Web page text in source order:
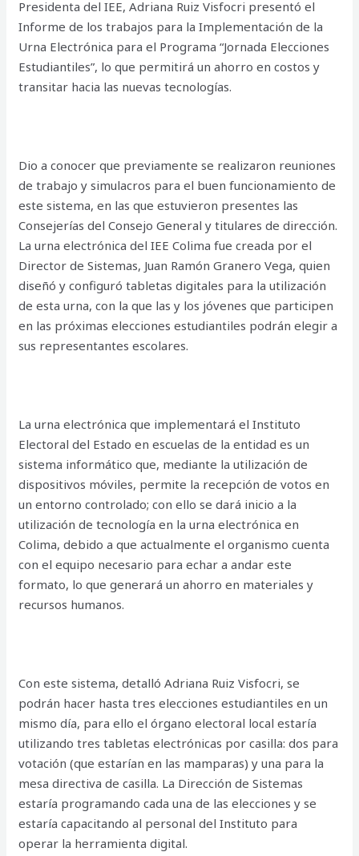
Presidenta del IEE, Adriana Ruiz Visfocri presentó el
Informe de los trabajos para la Implementación de la
Urna Electrónica para el Programa “Jornada Elecciones
Estudiantiles”, lo que permitirá un ahorro en costos y
transitar hacia las nuevas tecnologías.
Dio a conocer que previamente se realizaron reuniones
de trabajo y simulacros para el buen funcionamiento de
este sistema, en las que estuvieron presentes las
Consejerías del Consejo General y titulares de dirección.
La urna electrónica del IEE Colima fue creada por el
Director de Sistemas, Juan Ramón Granero Vega, quien
diseñó y configuró tabletas digitales para la utilización
de esta urna, con la que las y los jóvenes que participen
en las próximas elecciones estudiantiles podrán elegir a
sus representantes escolares.
La urna electrónica que implementará el Instituto
Electoral del Estado en escuelas de la entidad es un
sistema informático que, mediante la utilización de
dispositivos móviles, permite la recepción de votos en
un entorno controlado; con ello se dará inicio a la
utilización de tecnología en la urna electrónica en
Colima, debido a que actualmente el organismo cuenta
con el equipo necesario para echar a andar este
formato, lo que generará un ahorro en materiales y
recursos humanos.
Con este sistema, detalló Adriana Ruiz Visfocri, se
podrán hacer hasta tres elecciones estudiantiles en un
mismo día, para ello el órgano electoral local estaría
utilizando tres tabletas electrónicas por casilla: dos para
votación (que estarían en las mamparas) y una para la
mesa directiva de casilla. La Dirección de Sistemas
estaría programando cada una de las elecciones y se
estaría capacitando al personal del Instituto para
operar la herramienta digital.